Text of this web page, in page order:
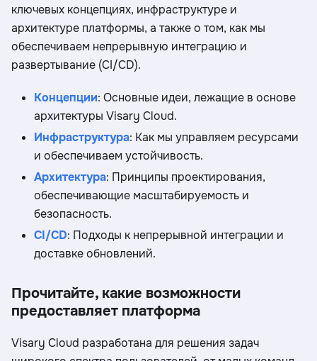
ключевых концепциях, инфраструктуре и
архитектуре платформы, а также о том, как мы
обеспечиваем непрерывную интеграцию и
развертывание (CI/CD).
Концепции: Основные идеи, лежащие в основе
архитектуры Visary Cloud.
Инфраструктура: Как мы управляем ресурсами
и обеспечиваем устойчивость.
Архитектура: Принципы проектирования,
обеспечивающие масштабируемость и
безопасность.
CI/CD: Подходы к непрерывной интеграции и
доставке обновлений.
Прочитайте, какие возможности
предоставляет платформа
Visary Cloud разработана для решения задач